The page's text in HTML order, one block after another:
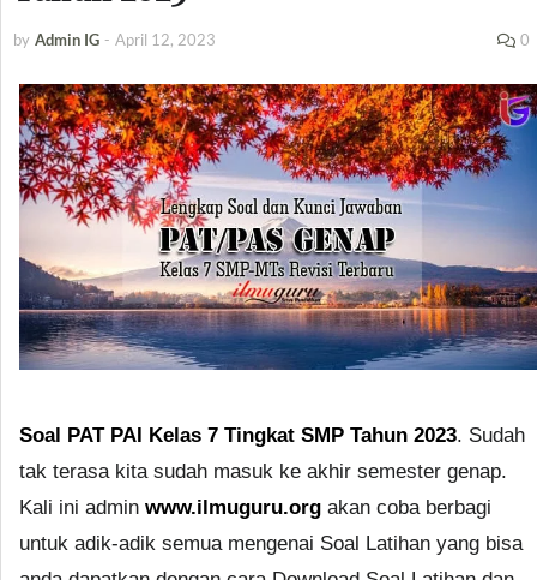
by Admin IG - April 12, 2023 0
Soal PAT PAI Kelas 7 Tingkat SMP Tahun 2023. Sudah
tak terasa kita sudah masuk ke akhir semester genap.
Kali ini admin www.ilmuguru.org akan coba berbagi
untuk adik-adik semua mengenai Soal Latihan yang bisa